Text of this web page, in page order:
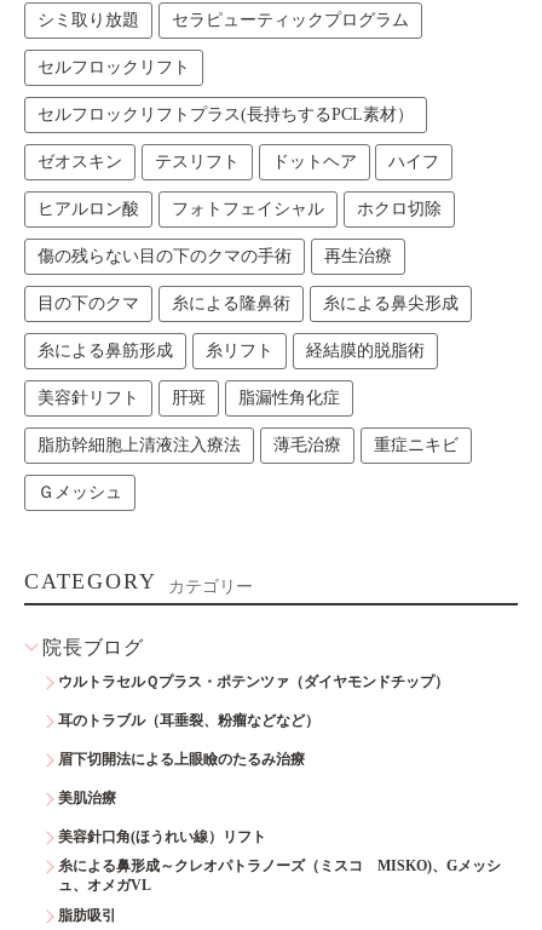
シミ取り放題 セラピューティックプログラム
セルフロックリフト
セルフロックリフトプラス(長持ちするPCL素材）
ゼオスキン テスリフト ドットヘア ハイフ
ヒアルロン酸 フォトフェイシャル ホクロ切除
傷の残らない目の下のクマの手術 再生治療
目の下のクマ 糸による隆鼻術 糸による鼻尖形成
糸による鼻筋形成 糸リフト 経結膜的脱脂術
美容針リフト 肝斑 脂漏性角化症
脂肪幹細胞上清液注入療法 薄毛治療 重症ニキビ
Ｇメッシュ
CATEGORY カテゴリー
院長ブログ
ウルトラセルＱプラス・ポテンツァ（ダイヤモンドチップ）
耳のトラブル（耳垂裂、粉瘤などなど）
眉下切開法による上眼瞼のたるみ治療
美肌治療
美容針口角(ほうれい線）リフト
糸による鼻形成～クレオパトラノーズ（ミスコ MISKO)、Gメッシ
ュ、オメガVL
脂肪吸引